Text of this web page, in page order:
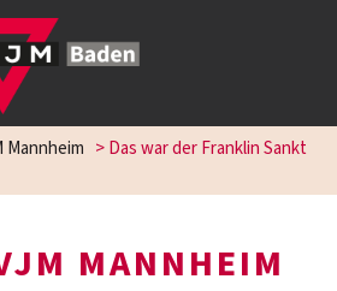
Mannheim >Das war der Franklin Sankt
MANNHEIM